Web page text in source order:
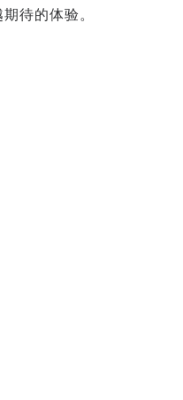
待的体验。